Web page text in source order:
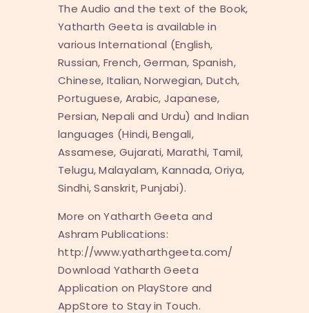
The Audio and the text of the Book,
Yatharth Geeta is available in
various International (English,
Russian, French, German, Spanish,
Chinese, Italian, Norwegian, Dutch,
Portuguese, Arabic, Japanese,
Persian, Nepali and Urdu) and Indian
languages (Hindi, Bengali,
Assamese, Gujarati, Marathi, Tamil,
Telugu, Malayalam, Kannada, Oriya,
Sindhi, Sanskrit, Punjabi).
More on Yatharth Geeta and
Ashram Publications:
http://www.yatharthgeeta.com/
Download Yatharth Geeta
Application on PlayStore and
AppStore to Stay in Touch.